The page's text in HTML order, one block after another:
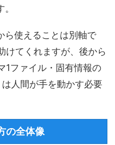
ら使えることは別軸で
けてくれますが、後から
1ファイル・固有情報の
人間が手を動かす必要
の全体像